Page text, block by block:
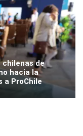
chilenas de
hacia la
a ProChile